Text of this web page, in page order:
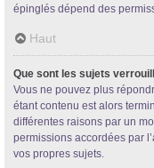
épinglés dépend des
Haut
Que sont les sujets
Vous ne pouvez plus
étant contenu est alors
différentes raisons par un
permissions accordées par
vos propres sujets.